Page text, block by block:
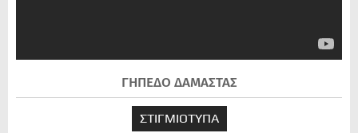
ΓΗΠΕΔΟ ΔΑΜΑΣΤΑΣ
ΣΤΙΓΜΙΟΤΥΠΑ